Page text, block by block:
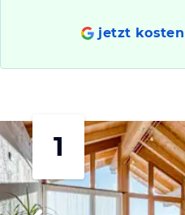
jetzt
1